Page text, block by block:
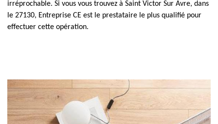
irréprochable. Si vous vous trouvez à Saint Victor Sur Avre, dans
le 27130, Entreprise CE est le prestataire le plus qualifié pour
effectuer cette opération.